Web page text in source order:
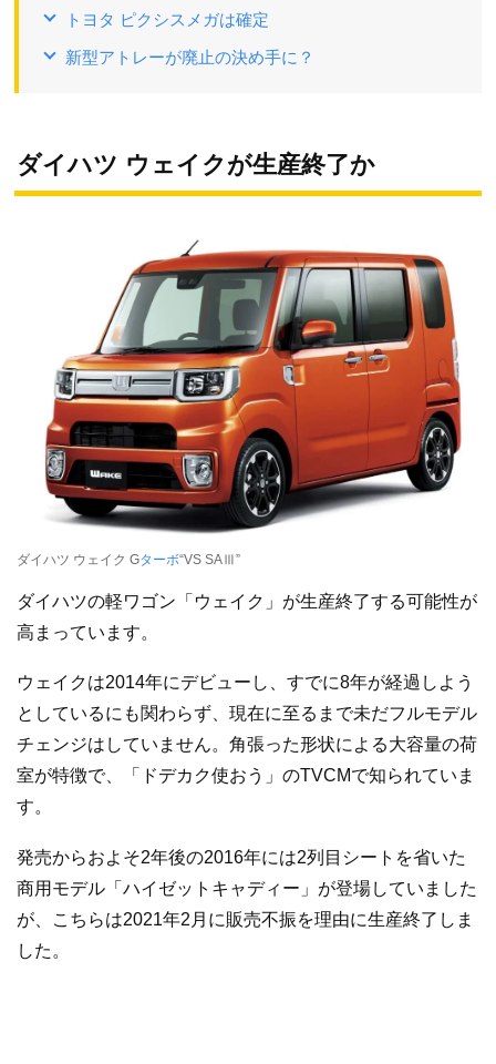
トヨタ ピクシスメガは確定
新型アトレーが廃止の決め手に？
ダイハツ ウェイクが生産終了か
ダイハツ ウェイク Gターボ“VS SAⅢ”
ダイハツの軽ワゴン「ウェイク」が生産終了する可能性が
高まっています。
ウェイクは2014年にデビューし、すでに8年が経過しよう
としているにも関わらず、現在に至るまで未だフルモデル
チェンジはしていません。角張った形状による大容量の荷
室が特徴で、「ドデカク使おう」のTVCMで知られていま
す。
発売からおよそ2年後の2016年には2列目シートを省いた
商用モデル「ハイゼットキャディー」が登場していました
が、こちらは2021年2月に販売不振を理由に生産終了しま
した。